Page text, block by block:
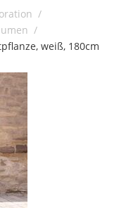
/
/
weiß, 180cm